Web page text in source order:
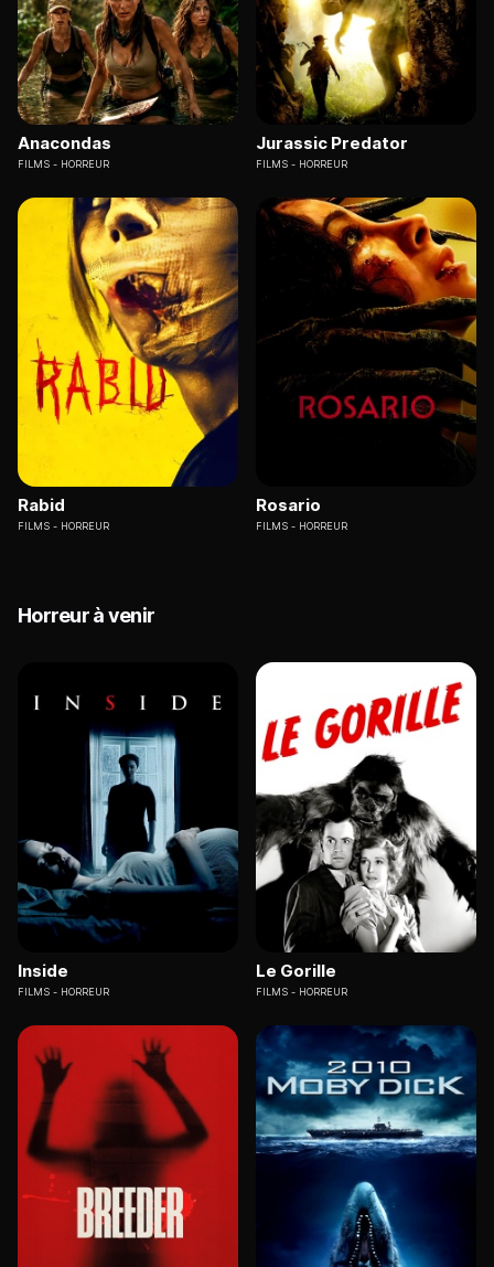
Anacondas
FILMS HORREUR
Jurassic Predator
FILMS HORREUR
Rabid
FILMS HORREUR
Rosario
FILMS HORREUR
Horreur à venir
Inside
FILMS HORREUR
Le Gorille
FILMS HORREUR